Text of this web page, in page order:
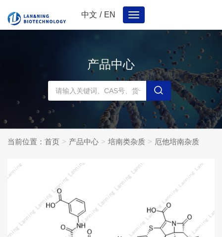
中文 / EN
Toggle
navigation
产品中心
当前位置： 首页 产品中心 培南类杂质 厄他培南杂质